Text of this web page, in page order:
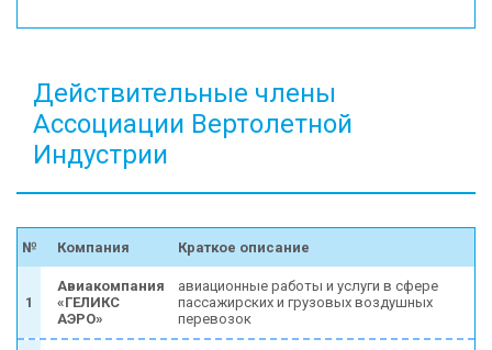
КОНТАКТЫ
Действительные члены
Ассоциации Вертолетной
Индустрии
№ Компания Краткое описание
1
Авиакомпания
«ГЕЛИКС
АЭРО»
авиационные работы и услуги в сфере
пассажирских и грузовых воздушных
перевозок